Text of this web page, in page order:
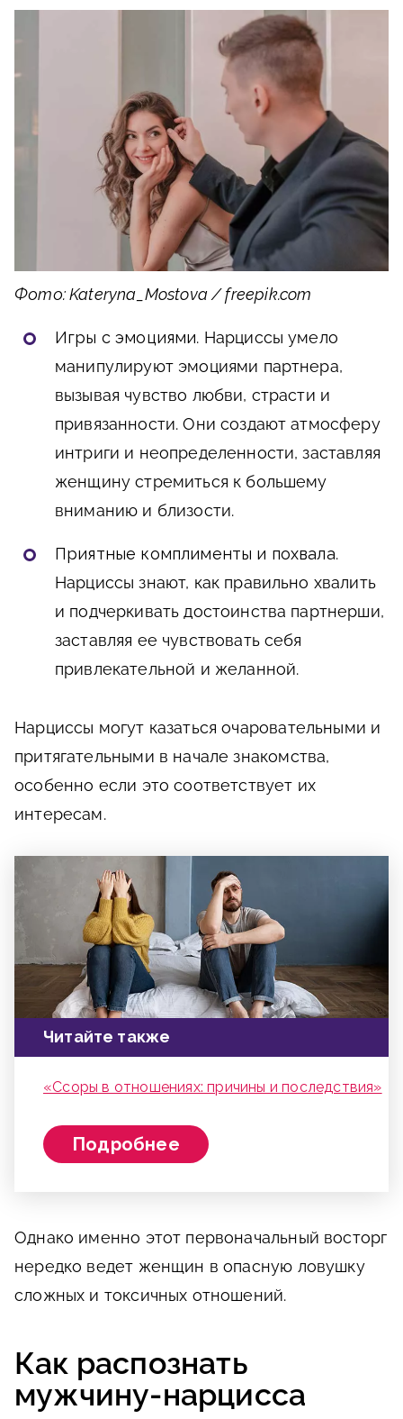
Фото: Kateryna_Mostova / freepik.com
Игры с эмоциями. Нарциссы умело
манипулируют эмоциями партнера,
вызывая чувство любви, страсти и
привязанности. Они создают атмосферу
интриги и неопределенности, заставляя
женщину стремиться к большему
вниманию и близости.
Приятные комплименты и похвала.
Нарциссы знают, как правильно хвалить
и подчеркивать достоинства партнерши,
заставляя ее чувствовать себя
привлекательной и желанной.
Нарциссы могут казаться очаровательными и
притягательными в начале знакомства,
особенно если это соответствует их
интересам.
Читайте также
«Ссоры в отношениях: причины и последствия»
Подробнее
Однако именно этот первоначальный восторг
нередко ведет женщин в опасную ловушку
сложных и токсичных отношений.
Как распознать
мужчину-нарцисса